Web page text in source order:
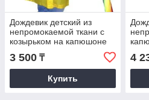
Дождевик детский из
непромокаемой ткани с
козырьком на капюшоне
рюкзака TH-168 желтый.
3 500₸
Купить
4